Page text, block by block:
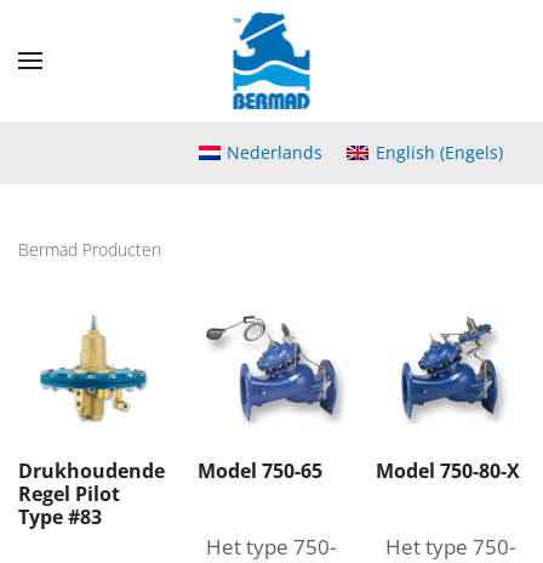
Nederlands English (Engels)
Bermad Producten
Drukhoudende
Regel Pilot
Type #83
Model 750-65
Het type 750-
Model 750-80-X
Het type 750-